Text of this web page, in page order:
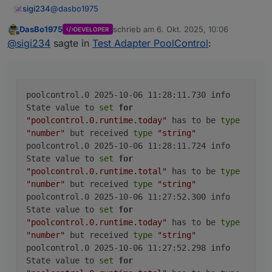
poolcontrol.0
sigi234@dasbo1975
Da haben wir noch was:
2025-10-06 11:28:11.724	info	State value
poolcontrol.0
2025-10-06 11:27:52.300	info	State value
poolcontrol.0
2025-10-06 11:27:52.298	info	State value
poolcontrol.0
2025-10-06 11:26:52.289	info	State value
poolcontrol.0
2025-10-06 11:26:52.286	info	State value
poolcontrol.0
2025-10-06 11:25:52.274	info	State value
poolcontrol.0
2025-10-06 11:25:52.272	info	State value
poolcontrol.0
2025-10-06 11:24:52.261	info	State value
poolcontrol.0
Offline
DasBo1975 DEVELOPER schrieb am 6. Okt. 2025, 10:06
zuletzt editiert von
@sigi234 sagte in Test Adapter PoolControl:
poolcontrol.0 2025-10-06 11:28:11.730 info
State value to set
for
"poolcontrol.0.runtime.today"
has to be type
"number"
but received type
"string"
poolcontrol.0 2025-10-06 11:28:11.724 info
State value to set
for
"poolcontrol.0.runtime.total"
has to be type
"number"
but received type
"string"
poolcontrol.0 2025-10-06 11:27:52.300 info
State value to set
for
"poolcontrol.0.runtime.today"
has to be type
"number"
but received type
"string"
poolcontrol.0 2025-10-06 11:27:52.298 info
State value to set
for